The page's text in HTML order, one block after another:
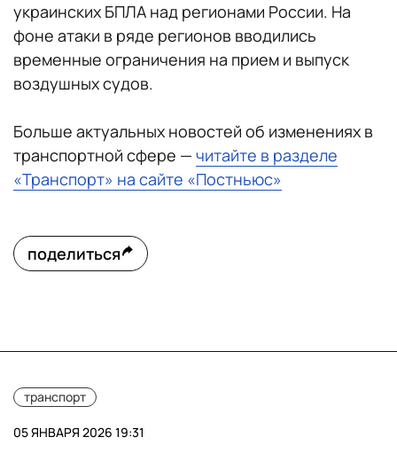
украинских БПЛА над регионами России. На
фоне атаки в ряде регионов вводились
временные ограничения на прием и выпуск
воздушных судов.
Больше актуальных новостей об изменениях в
транспортной сфере — читайте в разделе
«Транспорт» на сайте «Постньюс»
поделиться
транспорт
05 ЯНВАРЯ 2026 19:31